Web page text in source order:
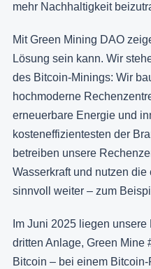
mehr Nachhaltigkeit
Mit Green Mining DAO
Lösung sein kann. Wir
des Bitcoin-Minings: Wir
hochmoderne
erneuerbare Energie und
kosteneffizientesten der
betreiben unsere
Wasserkraft und nutzen
sinnvoll weiter – zum
Im Juni 2025 liegen
dritten Anlage, Green Mine
Bitcoin – bei einem